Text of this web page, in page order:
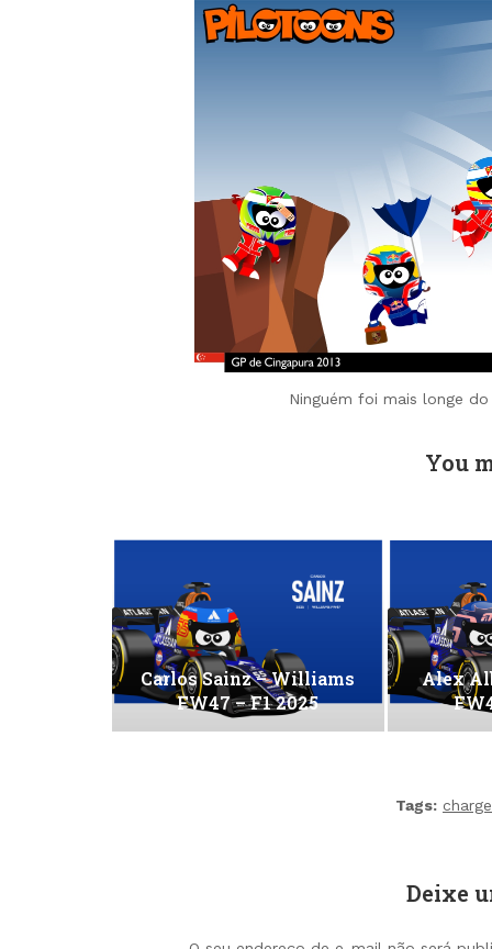
Ninguém foi mais longe
You
Carlos Sainz – Williams
FW47 – F1 2025
Alex
Tags: charge
Deixe